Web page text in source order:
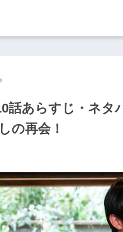
話あらすじ・ネタ
の再会！